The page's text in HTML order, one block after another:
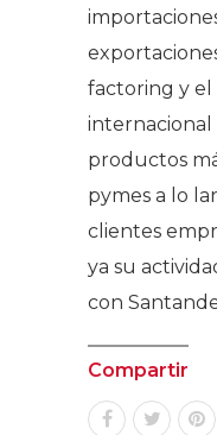
factoring y
internacional
productos
pymes a lo
clientes
ya su
con
Compartir